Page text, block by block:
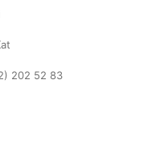
202 52 83